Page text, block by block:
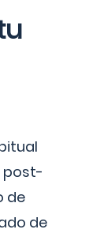
post-
de
de